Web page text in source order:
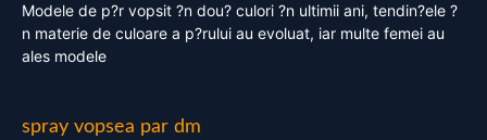
Modele de p?r vopsit ?n dou? culori ?n ultimii ani, tendin?ele ?
n materie de culoare a p?rului au evoluat, iar multe femei au
ales modele
spray vopsea par dm